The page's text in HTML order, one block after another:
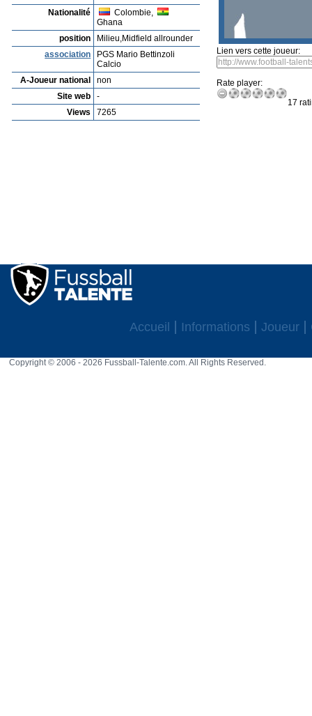
Nationalité
Colombie,
Ghana
position
Milieu,Midfield allrounder
association
PGS Mario Bettinzoli
Calcio
A-Joueur national
non
Site web
-
Views
7265
Lien vers cette joueur:
Rate player:
17
Accueil Informations Joueur
Copyright © 2006 - 2026 Fussball-Talente.com. All Rights Reserved.